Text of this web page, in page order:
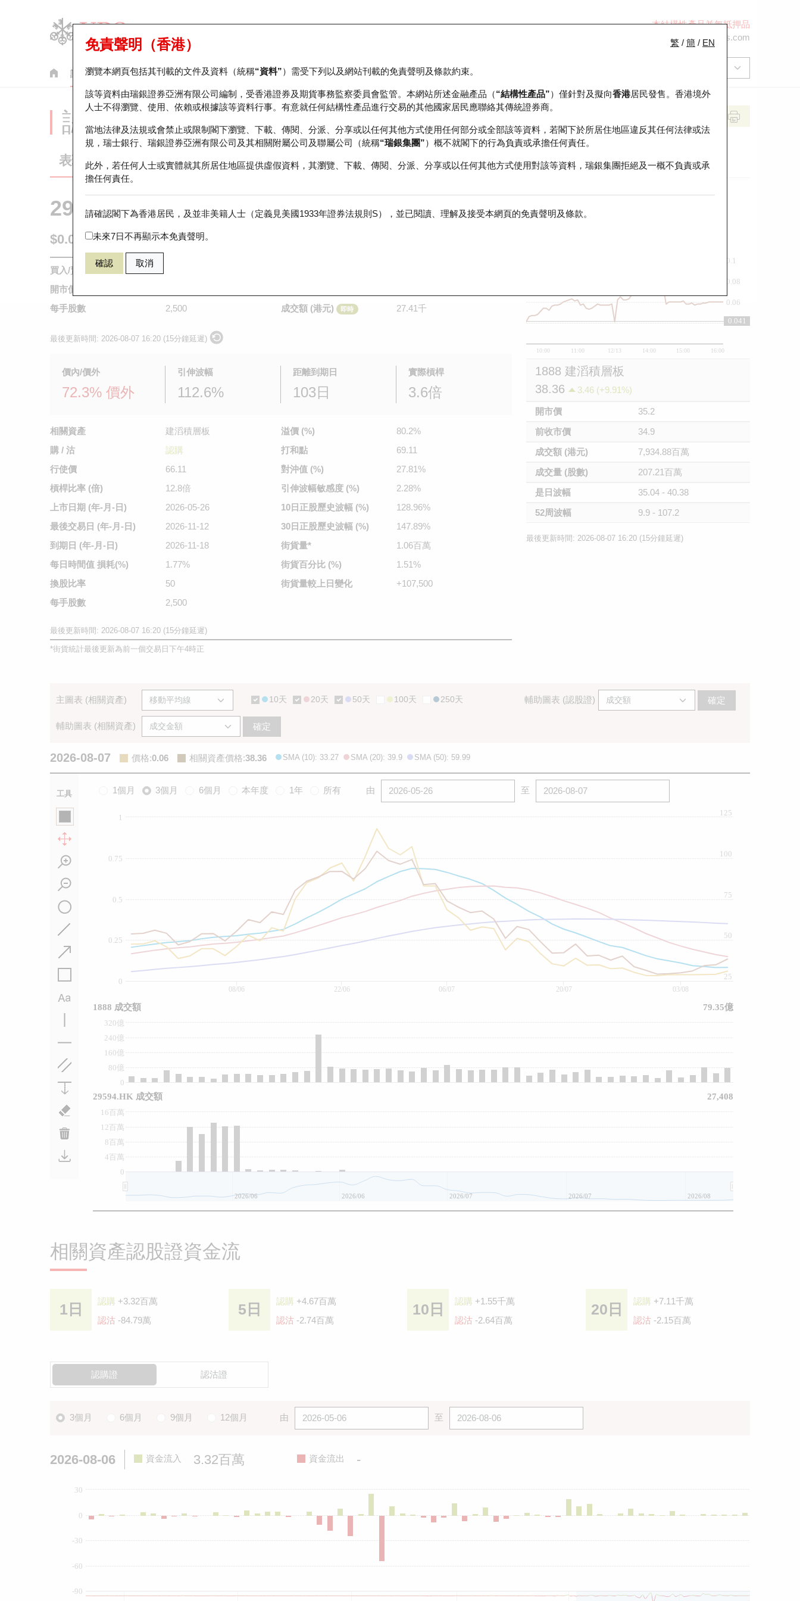
本結構性產品並無抵押品
ol-hkwarrants@ubs.com
認股證 牛熊證 美股指數產品 輪證市場統計 正股資料及市場統計 瑞銀輪證教室
繁 / 簡 / EN
免責聲明（香港）
瀏覽本網頁包括其刊載的文件及資料（統稱“資料”）需受下列以及網站刊載的免責聲明及條款約束。
該等資料由瑞銀證券亞洲有限公司編制，受香港證券及期貨事務監察委員會監管。本網站所述金融產品（“結構性產品”）僅針對及擬向香港居民發售。香港境外
人士不得瀏覽、使用、依賴或根據該等資料行事。有意就任何結構性產品進行交易的其他國家居民應聯絡其傳統證券商。
當地法律及法規或會禁止或限制閣下瀏覽、下載、傳閱、分派、分享或以任何其他方式使用任何部分或全部該等資料，若閣下於所居住地區違反其任何法律或法
規，瑞士銀行、瑞銀證券亞洲有限公司及其相關附屬公司及聯屬公司（統稱“瑞銀集團”）概不就閣下的行為負責或承擔任何責任。
此外，若任何人士或實體就其所居住地區提供虛假資料，其瀏覽、下載、傳閱、分派、分享或以任何其他方式使用對該等資料，瑞銀集團拒絕及一概不負責或承
擔任何責任。
請確認閣下為香港居民，及並非美籍人士（定義見美國1933年證券法規則S），並已閱讀、理解及接受本網頁的免責聲明及條款。
未來7日不再顯示本免責聲明。
確認 取消
認股證分析儀
表現 街貨統計 比較
29594 瑞銀認購 1888 建滔積層板
$0.06 0.019 (+46.34%) 即時
買入/賣出價
開市價
每手股數
2,500
成交額 (港元)
即時 27.41千
最後更新時間: 2026-08-07 16:20 (15分鐘延遲)
價內/價外
72.3% 價外
引伸波幅
112.6%
距離到期日
103日
實際槓桿
3.6倍
相關資產
建滔積層板
購 / 沽
認購
行使價
66.11
槓桿比率 (倍)
12.8倍
上市日期 (年-月-日)
2026-05-26
最後交易日 (年-月-日)
2026-11-12
到期日 (年-月-日)
2026-11-18
每日時間值 損耗(%)
1.77%
換股比率
50
每手股數
2,500
溢價 (%)
80.2%
打和點
69.11
對沖值 (%)
27.81%
引伸波幅敏感度 (%)
2.28%
10日正股歷史波幅 (%)
128.96%
30日正股歷史波幅 (%)
147.89%
街貨量*
1.06百萬
街貨百分比 (%)
1.51%
街貨量較 上日變化 +107,500
最後更新時間: 2026-08-07 16:20 (15分鐘延遲)
*街貨統計最後更新為前一個交易日下午4時正
10:00 11:00 12/13 14:00 15:00 16:00
0.04
0.06
0.08
0.1
0.041
1888 建滔積層板
38.36
3.46 (+9.91%)
開市價
35.2
前收市價
34.9
成交額 (港元)
7,934.88百萬
成交量 (股數)
207.21百萬
是日波幅
35.04 - 40.38
52周波幅
9.9 - 107.2
最後更新時間: 2026-08-07 16:20 (15分鐘延遲)
主圖表 (相關資產) 10天 20天 50天 100天 250天 輔助圖表 (認股證) 確定
輔助圖表 (相關資產) 確定
2026-08-07 價格:0.06 相關資產價格:38.36 SMA (10): 33.27 SMA (20): 39.9 SMA (50): 59.99
工具 1個月 3個月 6個月 本年度 1年 所有 由 至
0
0.25
0.5
0.75
1
25
50
75
100
125
0
80億
160億
240億
320億
0
4百萬
8百萬
12百萬
16百萬
08/06 22/06 06/07 20/07 03/08
2026/06 2026/06 2026/07 2026/07 2026/08
1888 成交額 79.35億
29594.HK 成交額 27,408
相關資產認股證資金流
1日 認購 +3.32百萬
認沽 -84.79萬
5日 認購 +4.67百萬
認沽 -2.74百萬
10日 認購 +1.55千萬
認沽 -2.64百萬
20日 認購 +7.11千萬
認沽 -2.15百萬
認購證 認沽證
3個月 6個月 9個月 12個月 由 至
2026-08-06 資金流入 3.32百萬 資金流出 -
-90
-60
-30
0
30